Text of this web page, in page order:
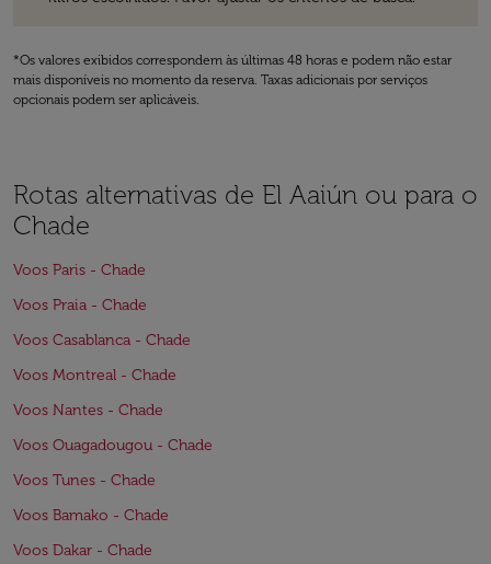
*Os valores exibidos correspondem às últimas 48 horas e podem não estar
mais disponíveis no momento da reserva. Taxas adicionais por serviços
opcionais podem ser aplicáveis.
Rotas alternativas de El Aaiún ou para o
Chade
Voos Paris - Chade
Voos Praia - Chade
Voos Casablanca - Chade
Voos Montreal - Chade
Voos Nantes - Chade
Voos Ouagadougou - Chade
Voos Tunes - Chade
Voos Bamako - Chade
Voos Dakar - Chade